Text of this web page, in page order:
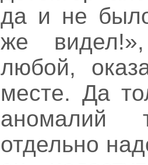
да и не
же
любой,
месте. Да
аномалий
отдельно